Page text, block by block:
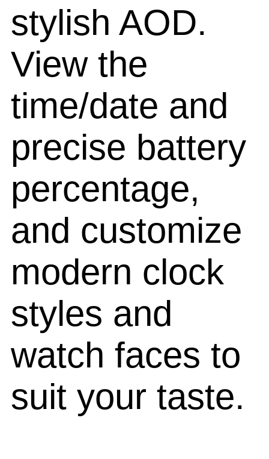
stylish AOD.
View the
time/date and
precise battery
percentage,
and customize
modern clock
styles and
watch faces to
suit your taste.